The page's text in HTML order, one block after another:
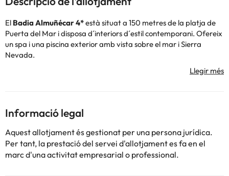
El Badia Almuñécar 4*està situat a 150 metres de la platja de
Puerta del Mar i disposa d´interiors d´estil contemporani. Ofereix
un spa i una piscina exterior amb vista sobre el mar i Sierra
Nevada.
Les habitacions del Bahía de Almuñécar estan equipades amb TV
disponibles per un suplement.
Granada i Màlaga són a 40 minuts amb cotxe de l'hotel. Sierra
Nevada és a 1 hora i és el lloc ideal per esquiar a l'hivern o fer
senderisme a l'estiu.
Informació legal
Aquest allotjament és gestionat per una persona jurídica.
Per tant, la prestació del servei d'allotjament es fa en el
marc d'una activitat empresarial o professional.